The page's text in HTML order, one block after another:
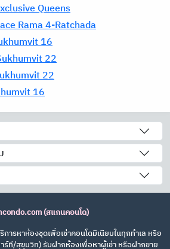
Queens
Rama 4-Ratchada
16
22
22
16
(สแกนคอนโด)
รหาห้องชุดเพื่อเช่าคอนโดมิเนียมในทุกทำเล หรือ
ร์ที/สุขุมวิท) รับฝากห้องเพื่อหาผู้เช่า หรือฝากขาย